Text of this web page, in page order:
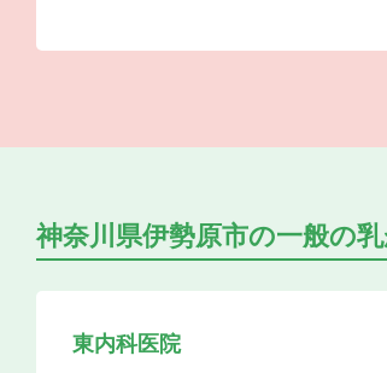
神奈川県伊勢原市の一般の
東内科医院